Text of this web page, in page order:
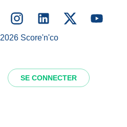
SE CONNECTER
2026Score'n'co